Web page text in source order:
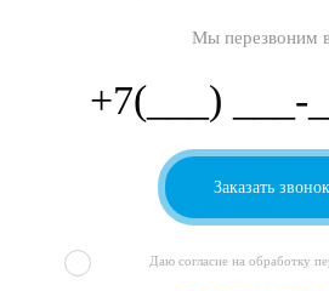
Мы перезвоним
Даю согласие на обработку